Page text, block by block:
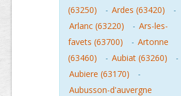
(63250)
- Ardes (63420)
-
Arlanc (63220)
- Ars-les-
favets (63700)
- Artonne
(63460)
- Aubiat (63260)
-
Aubiere (63170)
-
Aubusson-d'auvergne